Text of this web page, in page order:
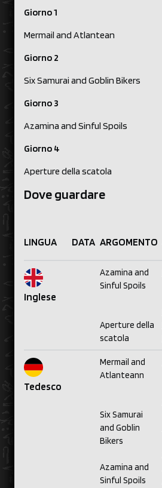
Giorno 1
Mermail and Atlantean
Giorno 2
Six Samurai and Goblin Bikers
Giorno 3
Azamina and Sinful Spoils
Giorno 4
Aperture della scatola
Dove guardare
LINGUA DATA ARGOMENTO
Inglese
Azamina and
Sinful Spoils
Aperture della
scatola
Tedesco
Mermail and
Atlanteann
Six Samurai
and Goblin
Bikers
Azamina and
Sinful Spoils